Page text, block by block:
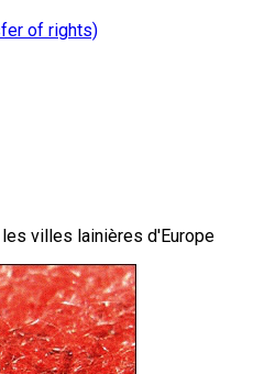
of rights)
villes lainières d'Europe